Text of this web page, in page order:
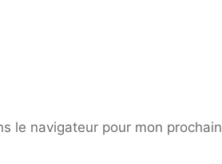
le navigateur pour mon prochain